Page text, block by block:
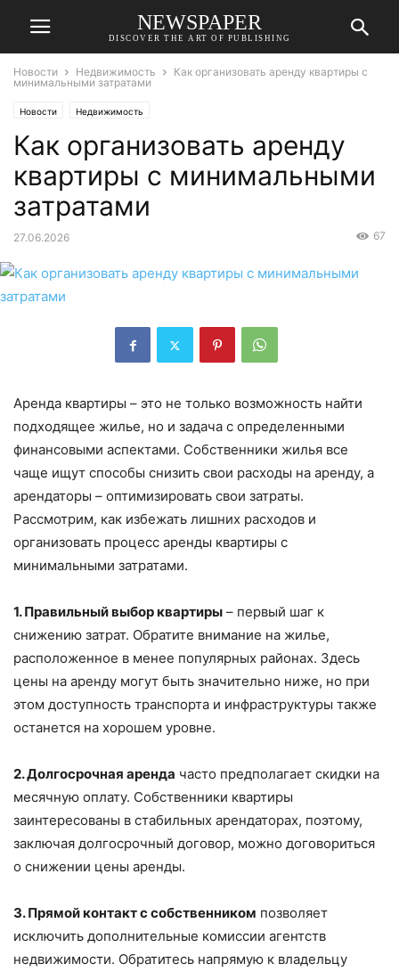
NEWSPAPER
DISCOVER THE ART OF PUBLISHING
Новости Недвижимость
Как организовать аренду квартиры с
минимальными затратами
Новости Недвижимость
Как организовать аренду
квартиры с минимальными
затратами
27.06.2026 67
Аренда квартиры – это не только возможность найти
подходящее жилье, но и задача с определенными
финансовыми аспектами. Собственники жилья все
чаще ищут способы снизить свои расходы на аренду, а
арендаторы – оптимизировать свои затраты.
Рассмотрим, как избежать лишних расходов и
организовать процесс аренды квартиры с
минимальными затратами.
1. Правильный выбор квартиры – первый шаг к
снижению затрат. Обратите внимание на жилье,
расположенное в менее популярных районах. Здесь
цены на аренду могут быть значительно ниже, но при
этом доступность транспорта и инфраструктуры также
останется на хорошем уровне.
2. Долгосрочная аренда часто предполагает скидки на
месячную оплату. Собственники квартиры
заинтересованы в стабильных арендаторах, поэтому,
заключая долгосрочный договор, можно договориться
о снижении цены аренды.
3. Прямой контакт с собственником позволяет
исключить дополнительные комиссии агентств
недвижимости. Обратитесь напрямую к владельцу